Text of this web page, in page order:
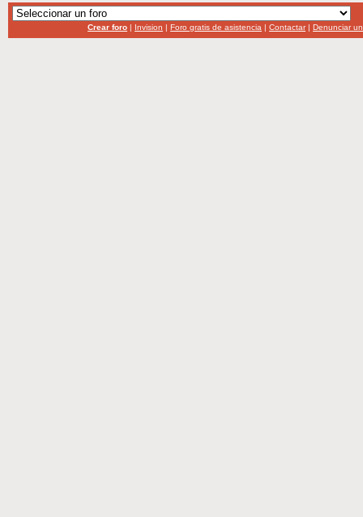
Crear foro Invision Foro gratis de asistencia |Contactar| Denunciar